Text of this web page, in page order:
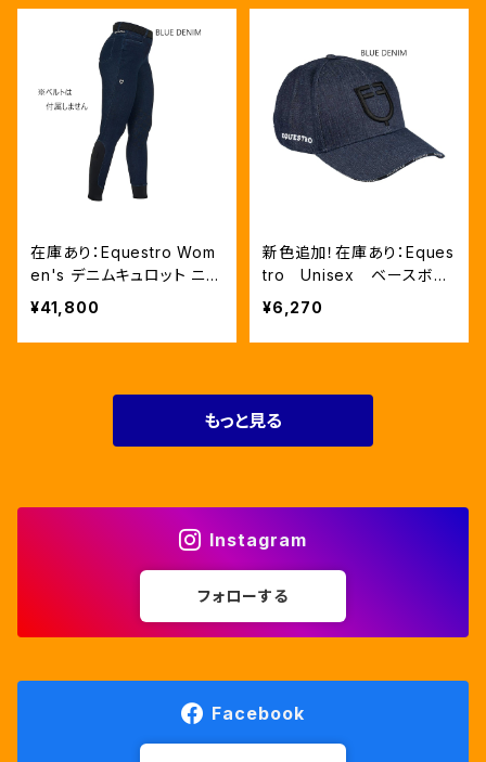
在庫あり：Equestro Wom
en's デニムキュロット ニー
グリップ（ETW00318)
¥41,800
新色追加！在庫あり：Eques
tro Unisex ベースボー
ルキャップ 17色 (ETU030
03）
¥6,270
もっと見る
Instagram
フォローする
Facebook